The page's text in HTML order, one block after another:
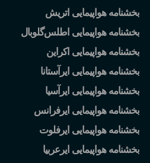
بخشنامه هواپیمایی اتریش
بخشنامه هواپیمایی اطلسگلوبال
بخشنامه هواپیمایی اکراین
بخشنامه هواپیمایی ایرآستانا
بخشنامه هواپیمایی ایرآسیا
بخشنامه هواپیمایی ایرفرانس
بخشنامه هواپیمایی ایرفلوت
بخشنامه هواپیمایی ایرعربیا